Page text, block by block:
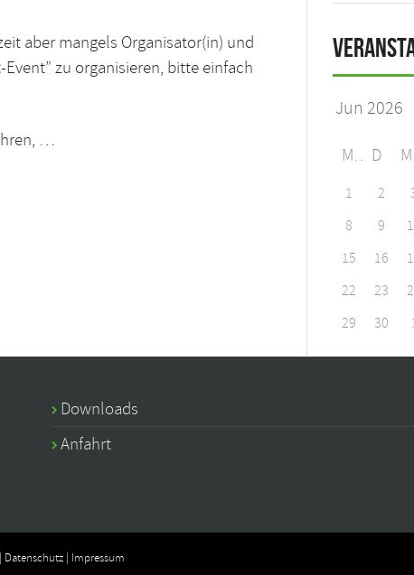
...sowie eigenes
Volleyballfeld..
aber mangels Organisator(in) und
-Event” zu organisieren, bitte einfach
…
M D
1 2
8
9
15
16
22
23
29
30
Downloads
Anfahrt
| Datenschutz | Impressum